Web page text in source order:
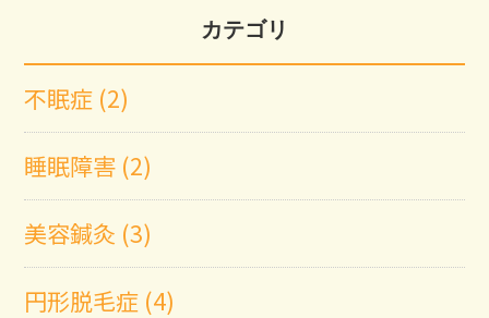
カテゴリ
不眠症 (2)
睡眠障害 (2)
美容鍼灸 (3)
円形脱毛症 (4)